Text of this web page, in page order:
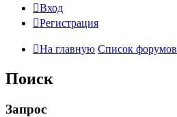
Вход
Регистрация
На главную Список форумов
Поиск
Запрос